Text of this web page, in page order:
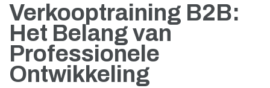
Verkooptraining B2B:
Het Belang van
Professionele
Ontwikkeling